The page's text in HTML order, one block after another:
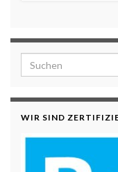
Search for:
WIR SIND